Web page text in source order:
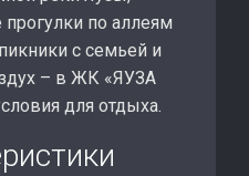
по аллеям
с семьей и
– в ЖК «ЯУЗА
для отдыха.